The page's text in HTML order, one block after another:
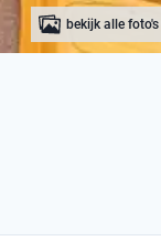
bekijk alle